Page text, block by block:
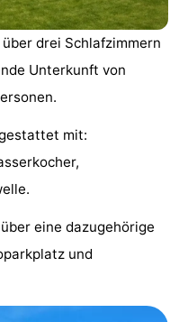
drei Schlafzimmern
Unterkunft von
mit:
eine dazugehörige
und